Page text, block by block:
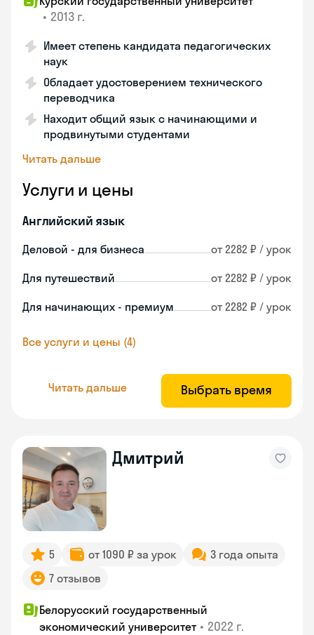
• 2013 г.
Имеет степень кандидата педагогических
наук
Обладает удостоверением технического
переводчика
Находит общий язык с начинающими и
продвинутыми студентами
Читать дальше
Услуги и цены
Английский язык
Деловой - для бизнеса от 2282 ₽ / урок
Для путешествий от 2282 ₽ / урок
Для начинающих - премиум от 2282 ₽ / урок
Все услуги и цены (4)
Читать дальше Выбрать время
Дмитрий
5 от 1090 ₽ за урок
3 года опыта
7 отзывов
Белорусский государственный
экономический университет • 2022 г.